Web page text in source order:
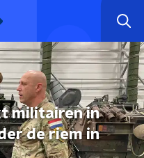
militairen in
de riem in